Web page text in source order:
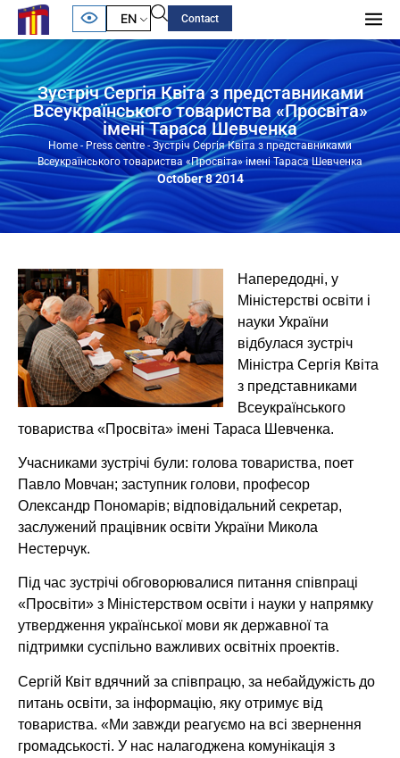
EN Contact
Зустріч Сергія Квіта з представниками
Всеукраїнського товариства «Просвіта»
імені Тараса Шевченка
Home -Press centre-Зустріч Сергія Квіта з представниками
Всеукраїнського товариства «Просвіта» імені Тараса Шевченка
October 8 2014
Напередодні, у
Міністерстві освіти і
науки України
відбулася зустріч
Міністра Сергія Квіта
з представниками
Всеукраїнського
товариства «Просвіта» імені Тараса Шевченка.
Учасниками зустрічі були: голова товариства, поет
Павло Мовчан; заступник голови, професор
Олександр Пономарів; відповідальний секретар,
заслужений працівник освіти України Микола
Нестерчук.
Під час зустрічі обговорювалися питання співпраці
«Просвіти» з Міністерством освіти і науки у напрямку
утвердження української мови як державної та
підтримки суспільно важливих освітніх проектів.
Сергій Квіт вдячний за співпрацю, за небайдужість до
питань освіти, за інформацію, яку отримує від
товариства. «Ми завжди реагуємо на всі звернення
громадськості. У нас налагоджена комунікація з